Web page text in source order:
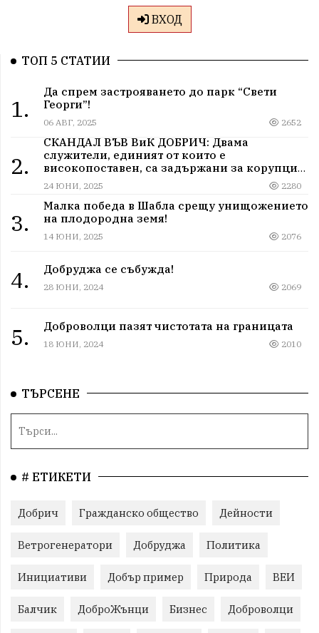
ВХОД
ТОП 5 СТАТИИ
1.
Да спрем застрояването до парк “Свети
Георги”!
06 АВГ, 2025 2652
2.
СКАНДАЛ ВЪВ ВиК ДОБРИЧ: Двама
служители, единият от които е
високопоставен, са задържани за корупция
в мрежа от мълчание и прикриване.
24 ЮНИ, 2025 2280
3.
Малка победа в Шабла срещу унищожението
на плодородна земя!
14 ЮНИ, 2025 2076
4. Добруджа се събужда!
28 ЮНИ, 2024 2069
5. Доброволци пазят чистотата на границата
18 ЮНИ, 2024 2010
ТЪРСЕНЕ
# ЕТИКЕТИ
Добрич Гражданско общество Дейности
Ветрогенератори Добруджа Политика
Инициативи Добър пример Природа ВЕИ
Балчик ДоброЖънци Бизнес Доброволци